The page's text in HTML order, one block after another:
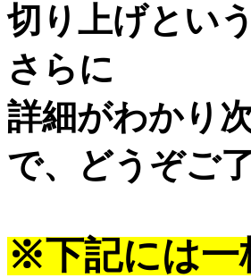
切り上げとい
さらに
詳細がわかり
で、どうぞご
※下記には一